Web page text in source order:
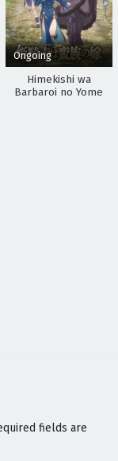
Ongoing
Himekishi wa
Barbaroi no Yome
fields are